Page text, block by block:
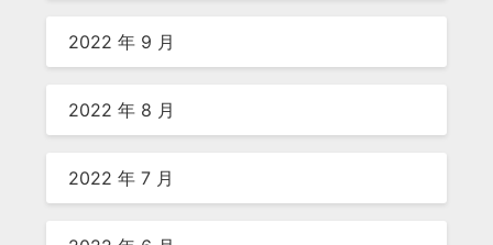
2022 年 9 月
2022 年 8 月
2022 年 7 月